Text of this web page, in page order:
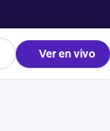
Ver en vivo